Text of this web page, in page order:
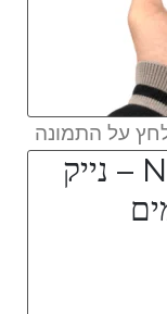
על התמונה
NIKE DUNK LOW – נייק